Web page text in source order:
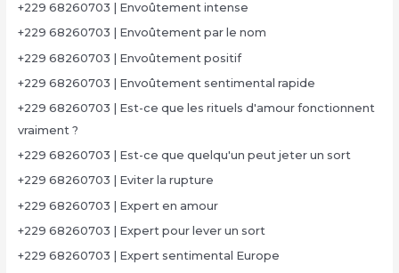
+229 68260703 | Envoûtement intense
+229 68260703 | Envoûtement par le nom
+229 68260703 | Envoûtement positif
+229 68260703 | Envoûtement sentimental rapide
+229 68260703 | Est-ce que les rituels d'amour fonctionnent
vraiment ?
+229 68260703 | Est-ce que quelqu'un peut jeter un sort
+229 68260703 | Eviter la rupture
+229 68260703 | Expert en amour
+229 68260703 | Expert pour lever un sort
+229 68260703 | Expert sentimental Europe